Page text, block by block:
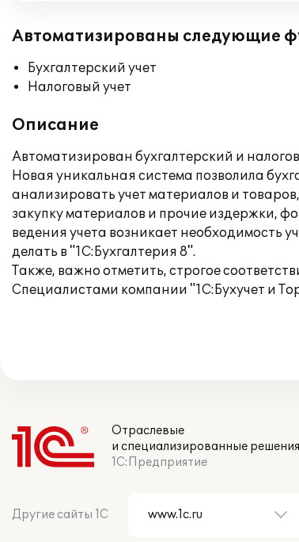
Автоматизированы следующие
Бухгалтерский учет
Налоговый учет
Описание
Автоматизирован бухгалтерский и
Новая уникальная система позволила
анализировать учет материалов и
закупку материалов и прочие издержки,
ведения учета возникает необходимость
делать в "1С:Бухгалтерия 8".
Также, важно отметить, строгое
Специалистами компании "1С:Бухучет и
Отраслевые
и специализированные решения
1С:Предприятие
Другие сайты 1С